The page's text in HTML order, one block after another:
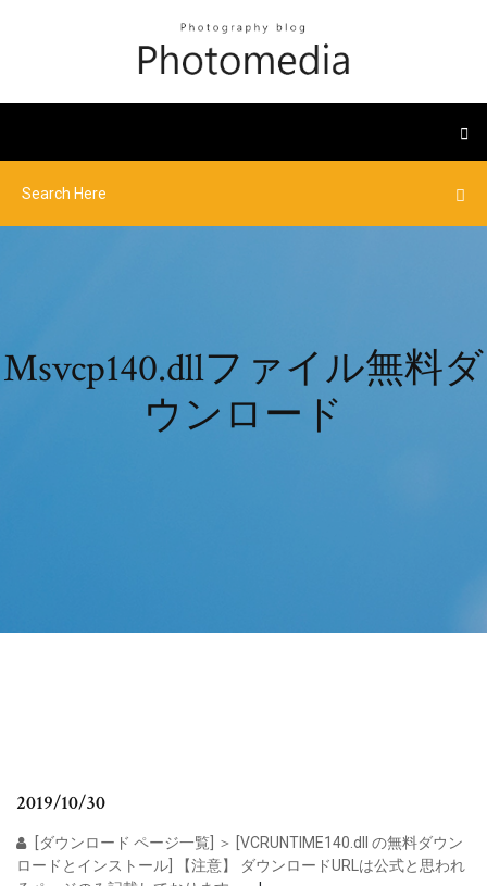
Msvcp140.dllファイル無料ダ
ウンロード
2019/10/30
[ダウンロード ページ一覧] ＞ [VCRUNTIME140.dll の無料ダウン
ロードとインストール] 【注意】 ダウンロードURLは公式と思われ